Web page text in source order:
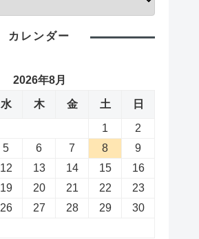
カレンダー
2026年8月
水 木 金 土 日
1
2
5 6 7 8
9
12 13 14 15
16
19 20 21 22
23
26 27 28 29
30